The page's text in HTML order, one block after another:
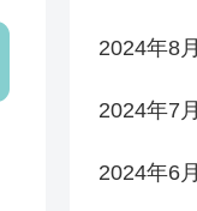
2024年8月
2024年7月
2024年6月